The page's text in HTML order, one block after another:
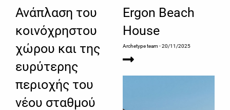
Ανάπλαση του
κοινόχρηστου
χώρου και της
ευρύτερης
περιοχής του
νέου σταθμού
Ergon Beach
House
Archetype team- 20/11/2025